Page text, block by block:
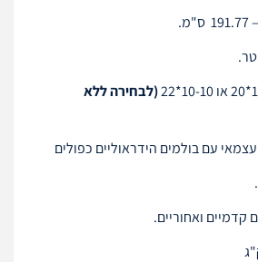
(לבחירה ללא
עם בולמים הידראוליים כפולים
ואחוריים.